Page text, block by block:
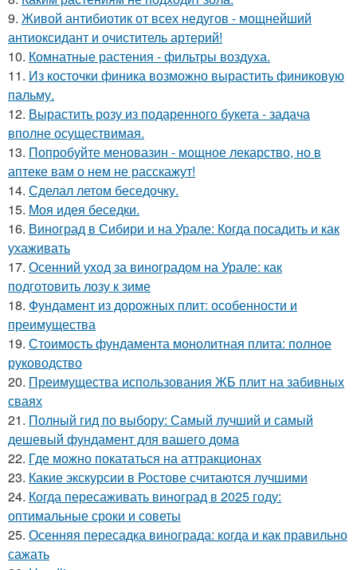
9. Живой антибиотик от всех недугов - мощнейший
антиоксидант и очиститель артерий!
10. Комнатные растения - фильтры воздуха.
11. Из косточки финика возможно вырастить финиковую
пальму.
12. Вырастить розу из подаренного букета - задача
вполне осуществимая.
13. Попробуйте меновазин - мощное лекарство, но в
аптеке вам о нем не расскажут!
14. Сделал летом беседочку.
15. Моя идея беседки.
16. Виноград в Сибири и на Урале: Когда посадить и как
ухаживать
17. Осенний уход за виноградом на Урале: как
подготовить лозу к зиме
18. Фундамент из дорожных плит: особенности и
преимущества
19. Стоимость фундамента монолитная плита: полное
руководство
20. Преимущества использования ЖБ плит на забивных
сваях
21. Полный гид по выбору: Самый лучший и самый
дешевый фундамент для вашего дома
22. Где можно покататься на аттракционах
23. Какие экскурсии в Ростове считаются лучшими
24. Когда пересаживать виноград в 2025 году:
оптимальные сроки и советы
25. Осенняя пересадка винограда: когда и как правильно
сажать